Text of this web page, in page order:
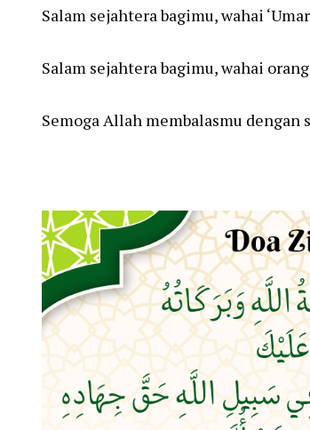
Salam sejahtera bagimu, wahai
Salam sejahtera bagimu, wahai
Semoga Allah membalasmu